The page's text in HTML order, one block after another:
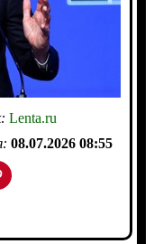
Lenta.ru
08.07.2026 08:55